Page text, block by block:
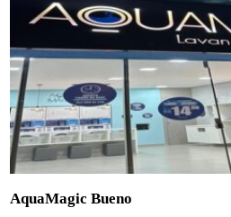
AquaMagic Bueno